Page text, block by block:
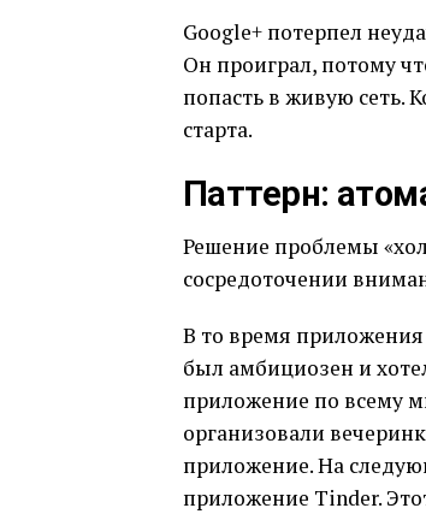
Google+ потерпел
Он проиграл, потому
попасть в живую сеть.
старта.
Паттерн:
Решение проблемы
сосредоточении
В то время
был амбициозен и
приложение по всему
организовали
приложение. На
приложение Tinder.